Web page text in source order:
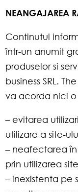
NEANGAJAREA
Continutul
într-un anumit
produselor si
business SRL.
va acorda nici
– evitarea
utilizare a site-
– neafectarea în
prin utilizarea
– inexistenta pe